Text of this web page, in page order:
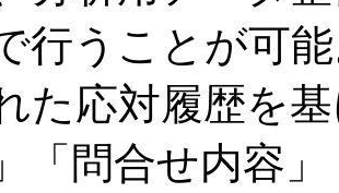
行うことが可
た応対履歴を
「問合せ内容